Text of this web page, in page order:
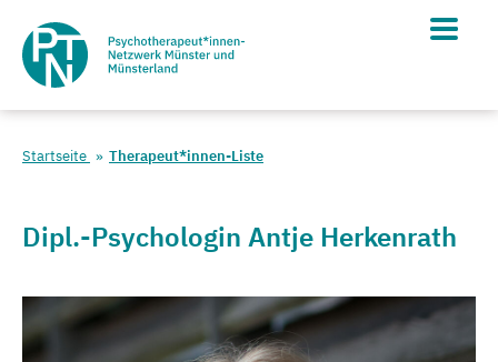
Startseite Therapeut*innen-Liste
Dipl.-Psychologin Antje Herkenrath